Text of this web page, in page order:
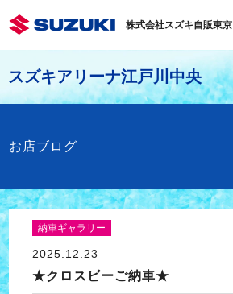
株式会社スズキ自販東京
スズキアリーナ江戸川中央
お店ブログ
納車ギャラリー
2025.12.23
★クロスビーご納車★